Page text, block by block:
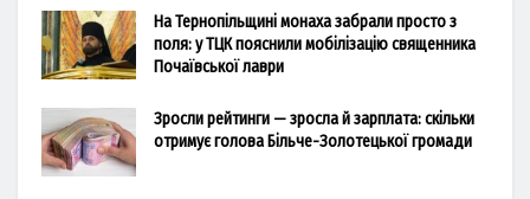
На Тернопільщині монаха забрали просто з
поля: у ТЦК пояснили мобілізацію священника
Почаївської лаври
Зросли рейтинги — зросла й зарплата: скільки
отримує голова Більче-Золотецької громади